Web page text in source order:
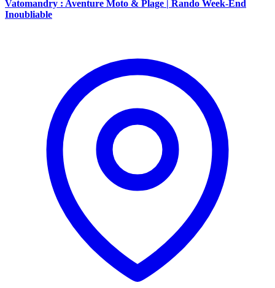
Vatomandry : Aventure Moto & Plage | Rando Week-End
Inoubliable